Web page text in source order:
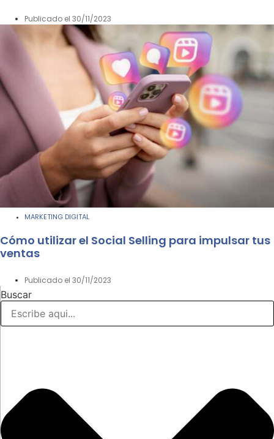
Publicado el 30/11/2023
MARKETING DIGITAL
Cómo utilizar el Social Selling para impulsar tus
ventas
Publicado el 30/11/2023
Buscar